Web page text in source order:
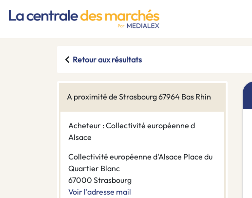
Retour aux résultats
A proximité de Strasbourg 67964 Bas Rhin
Acheteur : Collectivité européenne d
Alsace
Collectivité européenne d'Alsace Place du
Quartier Blanc
67000 Strasbourg
Voir l'adresse mail